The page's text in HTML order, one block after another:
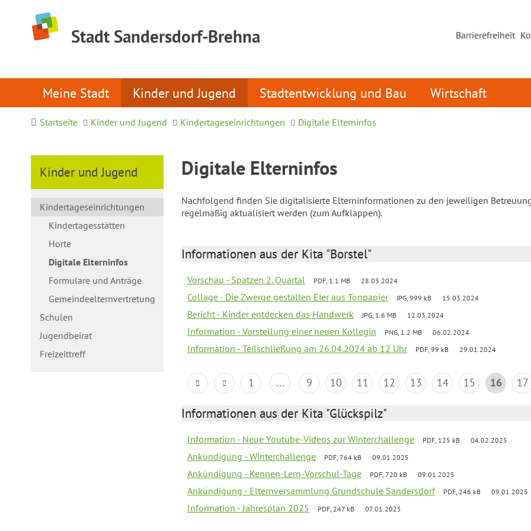
Stadt Sandersdorf-Brehna Barrierefreiheit
Meine Stadt Kinder und Jugend Stadtentwicklung und Bau Wirtschaft
Startseite Kinder und Jugend Kindertageseinrichtungen Digitale Elterninfos
Kinder und Jugend
Kindertageseinrichtungen
Kindertagesstätten
Horte
Digitale Elterninfos
Formulare und Anträge
Gemeindeelternvertretung
Schulen
Jugendbeirat
Freizeittreff
Digitale Elterninfos
Nachfolgend finden Sie digitalisierte Elterninformationen zu den jeweiligen
regelmäßig aktualisiert werden (zum Aufklappen).
Informationen aus der Kita "Borstel"
Vorschau - Spatzen 2. Quartal PDF, 1.1 MB 28.03.2024
Collage - Die Zwerge gestalten Eier aus Tonpapier JPG, 999 kB 15.03.2024
Bericht - Kinder entdecken das Handwerk JPG, 1.6 MB 12.03.2024
Information - Vorstellung einer neuen Kollegin PNG, 1.2 MB 06.02.2024
Information - Teilschließung am 26.04.2024 ab 12 Uhr PDF, 99 kB 29.01.2024
1 ... 9 10 11 12 13 14 15 16 17
Informationen aus der Kita "Glückspilz"
Information - Neue Youtube-Videos zur Winterchallenge PDF, 125 kB 04.02.2025
Ankündigung - Winterchallenge PDF, 764 kB 09.01.2025
Ankündigung - Kennen-Lern-Vorschul-Tage PDF, 720 kB 09.01.2025
Ankündigung - Elternversammlung Grundschule Sandersdorf PDF, 246 kB 09.01.2025
Information - Jahresplan 2025 PDF, 247 kB 07.01.2025